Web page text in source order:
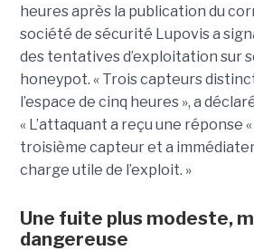
heures après la publication du
société de sécurité Lupovis a
des tentatives d’exploitation sur
honeypot. « Trois capteurs
l’espace de cinq heures », a
« L’attaquant a reçu une réponse «
troisième capteur et a
charge utile de l’exploit. »
Une fuite plus modeste,
dangereuse